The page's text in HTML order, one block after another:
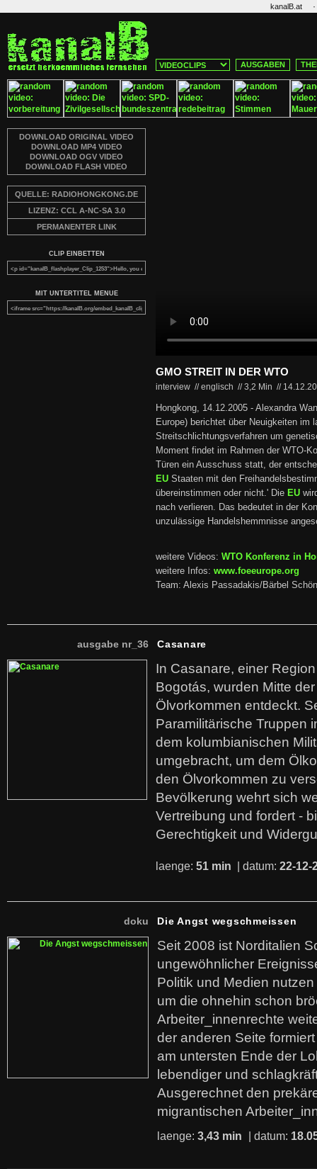
kanalB.at ·
AUSGABEN
DOWNLOAD ORIGINAL VIDEO
DOWNLOAD MP4 VIDEO
DOWNLOAD OGV VIDEO
DOWNLOAD FLASH VIDEO
QUELLE: RADIOHONGKONG.DE
LIZENZ: CCL A-NC-SA 3.0
PERMANENTER LINK
CLIP EINBETTEN
MIT UNTERTITEL MENUE
GMO STREIT IN DER WTO
interview // englisch //3,2 Min //
Hongkong, 14.12.2005 - Alexandra
Europe) berichtet über Neuigkeiten im
Streitschlichtungsverfahren um
Moment findet im Rahmen der WTO-
Türen ein Ausschuss statt, der
EU Staaten mit den
übereinstimmen oder nicht.' Die EU
nach verlieren. Das bedeutet in der
unzulässige Handelshemmnisse
weitere Videos: WTO Konferenz in
weitere Infos: www.foeeurope.org
Team: Alexis Passadakis/Bärbel
ausgabe nr_36 Casanare
In Casanare, einer
Bogotás, wurden Mitte
Ölvorkommen entdeckt.
Paramilitärische Truppen
dem kolumbianischen
umgebracht, um dem
den Ölvorkommen zu
Bevölkerung wehrt sich
Vertreibung und fordert -
Gerechtigkeit und
laenge: 51 min | datum: 22-12-
doku Die Angst wegschmeissen
Seit 2008 ist Norditalien
ungewöhnlicher
Politik und Medien
um die ohnehin schon
Arbeiter_innenrechte
der anderen Seite
am untersten Ende der
lebendiger und
Ausgerechnet den
migrantischen
laenge: 3,43 min | datum: